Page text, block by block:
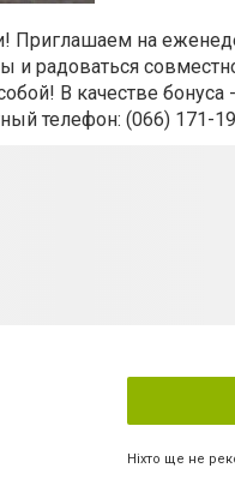
Приглашаем на
радоваться
В качестве
телефон: (066) 171-
Ніхто ще не